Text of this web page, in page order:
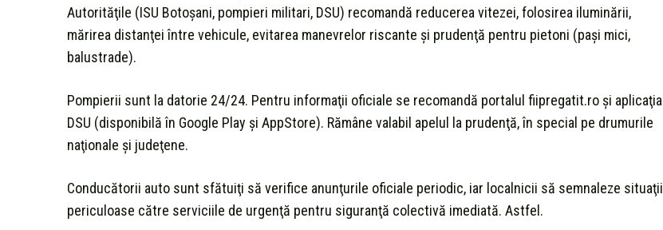
Autorităţile (ISU Botoşani, pompieri militari, DSU) recomandă reducerea vitezei, folosirea iluminării,
mărirea distanţei între vehicule, evitarea manevrelor riscante şi prudenţă pentru pietoni (paşi mici,
balustrade).
Pompierii sunt la datorie 24/24. Pentru informaţii oficiale se recomandă portalul fiipregatit.ro şi aplicaţia
DSU (disponibilă în Google Play şi AppStore). Rămâne valabil apelul la prudenţă, în special pe drumurile
naţionale şi judeţene.
Conducătorii auto sunt sfătuiţi să verifice anunţurile oficiale periodic, iar localnicii să semnaleze situaţii
periculoase către serviciile de urgenţă pentru siguranţă colectivă imediată. Astfel.